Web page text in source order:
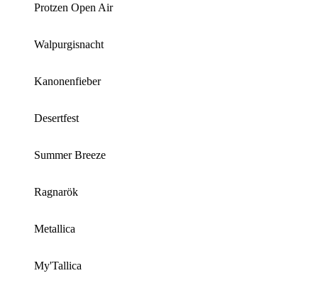
Protzen Open Air
Walpurgisnacht
Kanonenfieber
Desertfest
Summer Breeze
Ragnarök
Metallica
My'Tallica